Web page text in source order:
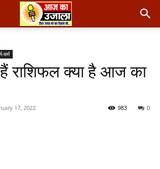
कर्म
राशिफल क्या है आज का
17, 2022 0
983